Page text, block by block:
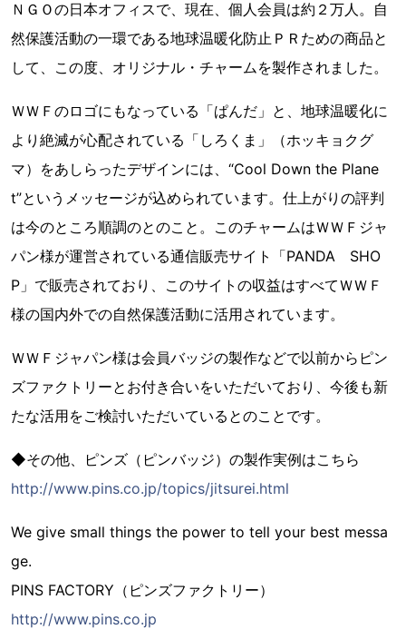
ＮＧＯの日本オフィスで、現在、個人会員は約２万人。自
然保護活動の一環である地球温暖化防止ＰＲための商品と
して、この度、オリジナル・チャームを製作されました。
ＷＷＦのロゴにもなっている「ぱんだ」と、地球温暖化に
より絶滅が心配されている「しろくま」（ホッキョクグ
マ）をあしらったデザインには、“Cool Down the Plane
t”というメッセージが込められています。仕上がりの評判
は今のところ順調のとのこと。このチャームはＷＷＦジャ
パン様が運営されている通信販売サイト「PANDA SHO
P」で販売されており、このサイトの収益はすべてＷＷＦ
様の国内外での自然保護活動に活用されています。
ＷＷＦジャパン様は会員バッジの製作などで以前からピン
ズファクトリーとお付き合いをいただいており、今後も新
たな活用をご検討いただいているとのことです。
◆その他、ピンズ（ピンバッジ）の製作実例はこちら
http://www.pins.co.jp/topics/jitsurei.html
We give small things the power to tell your best messa
ge.
PINS FACTORY（ピンズファクトリー）
http://www.pins.co.jp